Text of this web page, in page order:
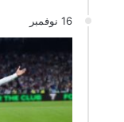
16 نوفمبر